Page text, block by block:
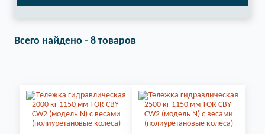
Всего найдено - 8 товаров